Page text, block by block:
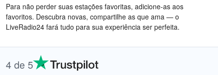
Para não perder suas estações favoritas, adicione-as aos
favoritos. Descubra novas, compartilhe as que ama — o
LiveRadio24 fará tudo para sua experiência ser perfeita.
4 de 5